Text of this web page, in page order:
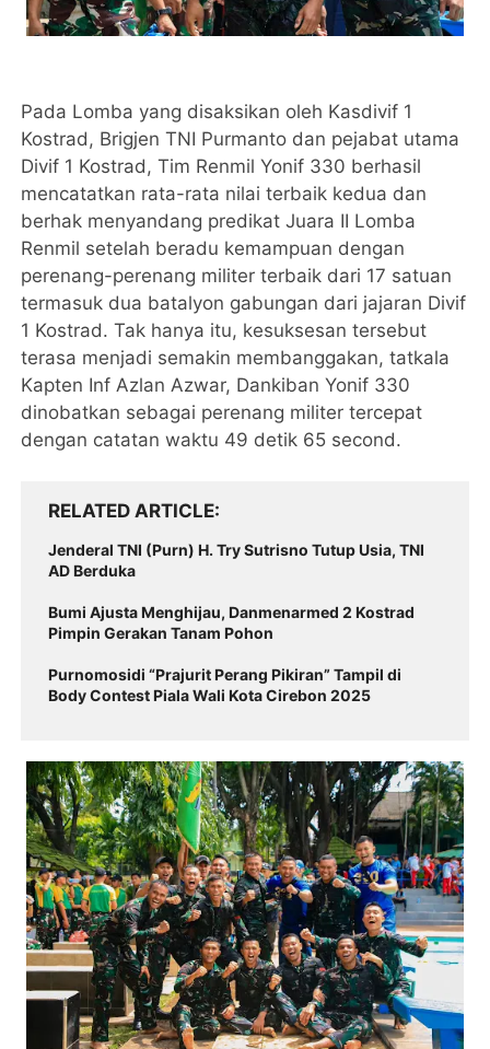
Pada Lomba yang disaksikan oleh Kasdivif 1
Kostrad, Brigjen TNI Purmanto dan pejabat utama
Divif 1 Kostrad, Tim Renmil Yonif 330 berhasil
mencatatkan rata-rata nilai terbaik kedua dan
berhak menyandang predikat Juara II Lomba
Renmil setelah beradu kemampuan dengan
perenang-perenang militer terbaik dari 17 satuan
termasuk dua batalyon gabungan dari jajaran Divif
1 Kostrad. Tak hanya itu, kesuksesan tersebut
terasa menjadi semakin membanggakan, tatkala
Kapten Inf Azlan Azwar, Dankiban Yonif 330
dinobatkan sebagai perenang militer tercepat
dengan catatan waktu 49 detik 65 second.
RELATED ARTICLE
Jenderal TNI (Purn) H. Try Sutrisno Tutup Usia, TNI
AD Berduka
Bumi Ajusta Menghijau, Danmenarmed 2 Kostrad
Pimpin Gerakan Tanam Pohon
Purnomosidi “Prajurit Perang Pikiran” Tampil di
Body Contest Piala Wali Kota Cirebon 2025